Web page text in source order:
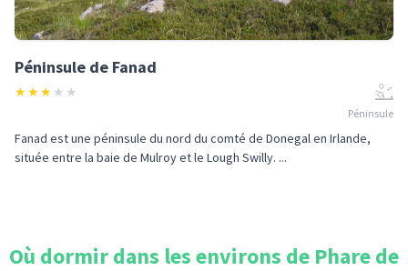
Péninsule de Fanad
★★★ ★ ★
Péninsule
Fanad est une péninsule du nord du comté de Donegal en Irlande,
située entre la baie de Mulroy et le Lough Swilly. ...
Où dormir dans les environs de Phare de